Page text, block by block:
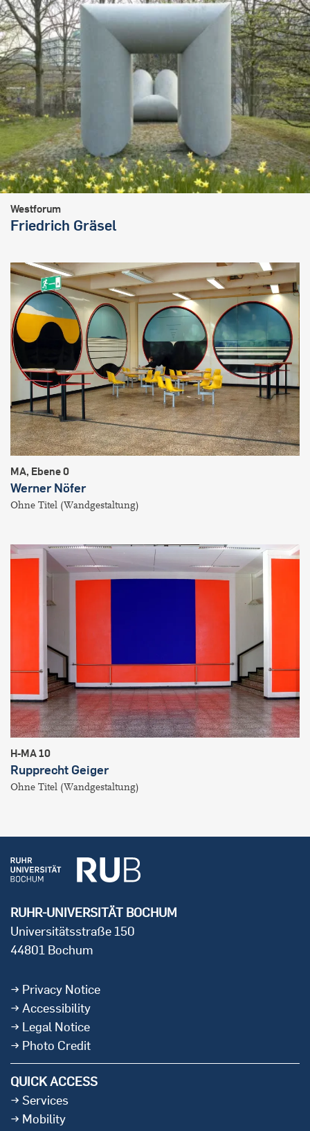
Westforum
Friedrich Gräsel
MA, Ebene 0
Werner Nöfer
Ohne Titel (Wandgestaltung)
H-MA 10
Rupprecht Geiger
Ohne Titel (Wandgestaltung)
RUHR-UNIVERSITÄT BOCHUM
Universitätsstraße 150
44801 Bochum
Privacy Notice
Accessibility
Legal Notice
Photo Credit
QUICK ACCESS
Services
Mobility